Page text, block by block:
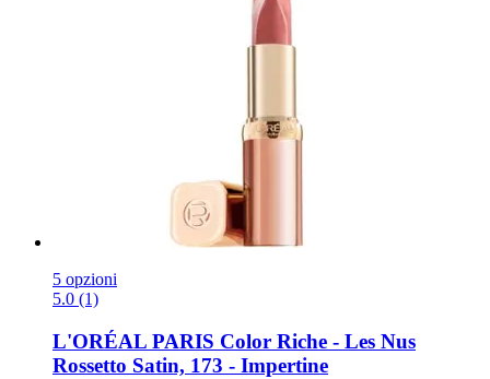
5 opzioni
5.0 (1)
L'ORÉAL PARIS Color Riche -​ Les Nus
Rossetto Satin, 173 -​ Impertine